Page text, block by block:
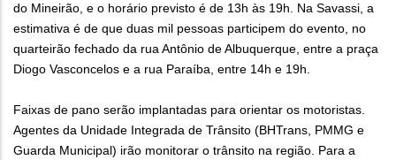
do Mineirão, e o horário previsto é de 13h às 19h. Na Savassi, a
estimativa é de que duas mil pessoas participem do evento, no
quarteirão fechado da rua Antônio de Albuquerque, entre a praça
Diogo Vasconcelos e a rua Paraíba, entre 14h e 19h.
Faixas de pano serão implantadas para orientar os motoristas.
Agentes da Unidade Integrada de Trânsito (BHTrans, PMMG e
Guarda Municipal) irão monitorar o trânsito na região. Para a